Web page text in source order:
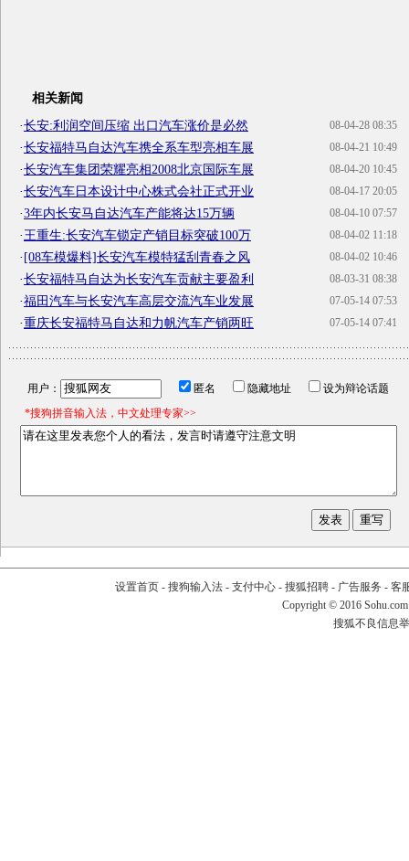
相关新闻
08-04-28 08:35
·长安:利润空间压缩 出口汽车涨价是必然
08-04-21 10:49
·长安福特马自达汽车携全系车型亮相车展
08-04-20 10:45
·长安汽车集团荣耀亮相2008北京国际车展
08-04-17 20:05
·长安汽车日本设计中心株式会社正式开业
08-04-10 07:57
·3年内长安马自达汽车产能将达15万辆
08-04-02 11:18
·王重生:长安汽车锁定产销目标突破100万
08-04-02 10:46
·[08车模爆料]长安汽车模特猛刮青春之风
08-03-31 08:38
·长安福特马自达为长安汽车贡献主要盈利
07-05-14 07:53
·福田汽车与长安汽车高层交流汽车业发展
07-05-14 07:41
·重庆长安福特马自达和力帆汽车产销两旺
用户： 匿名 隐藏地址
设为辩论话题
*搜狗拼音输入法，中文处理专家>>
设置首页- 搜狗输入法- 支付中心- 搜狐招聘- 广告服务 - 客
Copyright © 2016
搜狐不良信息